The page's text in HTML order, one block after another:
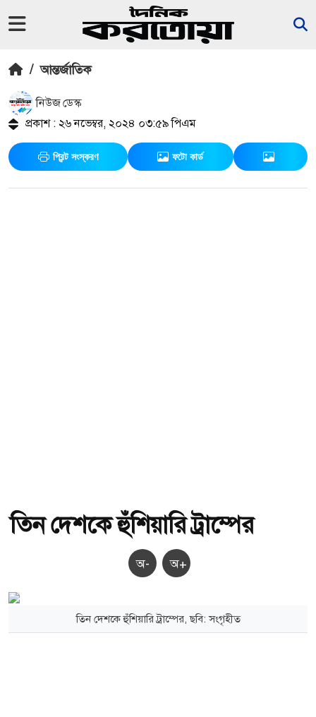
/ আন্তর্জাতিক
নিউজ ডেস্ক
প্রকাশ : ২৬ নভেম্বর, ২০২৪ ০৩:৫৯ পিএম
প্রিন্ট সংস্করণ ফটো কার্ড
তিন দেশকে হুঁশিয়ারি ট্রাম্পের
অ- অ+
তিন দেশকে হুঁশিয়ারি ট্রাম্পের, ছবি: সংগৃহীত